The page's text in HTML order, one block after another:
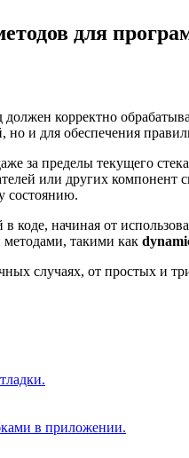
для
корректно
и для обеспечения
за пределы текущего
или других
состоянию.
коде, начиная от
такими как
случаях, от простых и
в приложении.